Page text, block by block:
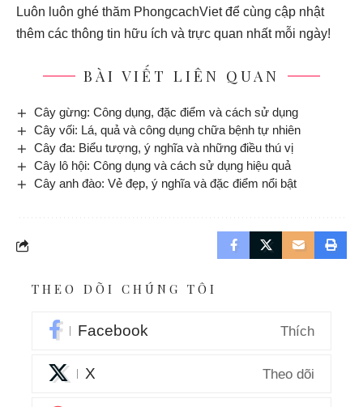
Luôn luôn ghé thăm PhongcachVietđể cùng cập nhật
thêm các thông tin hữu ích và trực quan nhất mỗi ngày!
BÀI VIẾT LIÊN QUAN
Cây gừng: Công dụng, đặc điểm và cách sử dụng
Cây vối: Lá, quả và công dụng chữa bệnh tự nhiên
Cây đa: Biểu tượng, ý nghĩa và những điều thú vị
Cây lô hội: Công dụng và cách sử dụng hiệu quả
Cây anh đào: Vẻ đẹp, ý nghĩa và đặc điểm nổi bật
THEO DÕI CHÚNG TÔI
Facebook Thích
X Theo dõi